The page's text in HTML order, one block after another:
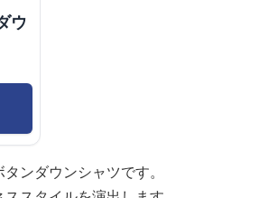
ウ
ンダウンシャツです。